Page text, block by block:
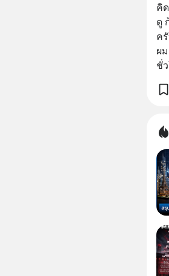
คิ
ดู
ค
ผ
ชั่